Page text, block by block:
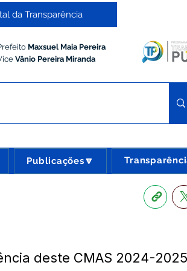
da Transparência
Maxsuel Maia Pereira
Vânio Pereira Miranda
Publicações🔽
deste CMAS 2024-2025